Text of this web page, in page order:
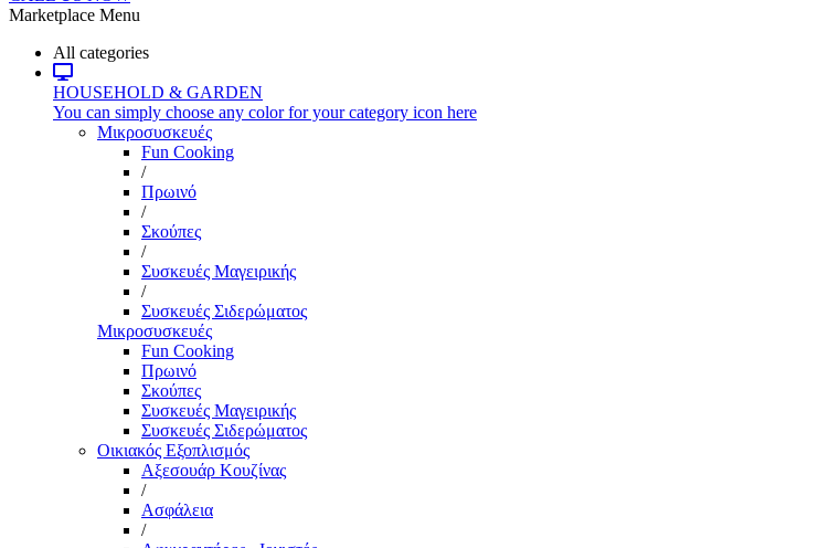
Marketplace Menu
All categories
HOUSEHOLD & GARDEN
You can simply choose any color for your category icon here
Μικροσυσκευές
Fun Cooking
/
Πρωινό
/
Σκούπες
/
Συσκευές Μαγειρικής
/
Συσκευές Σιδερώματος
Μικροσυσκευές
Fun Cooking
Πρωινό
Σκούπες
Συσκευές Μαγειρικής
Συσκευές Σιδερώματος
Οικιακός Εξοπλισμός
Αξεσουάρ Κουζίνας
/
Ασφάλεια
/